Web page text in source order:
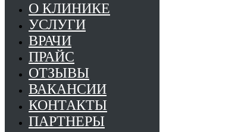
О КЛИНИКЕ
УСЛУГИ
ВРАЧИ
ПРАЙС
ОТЗЫВЫ
ВАКАНСИИ
КОНТАКТЫ
ПАРТНЕРЫ